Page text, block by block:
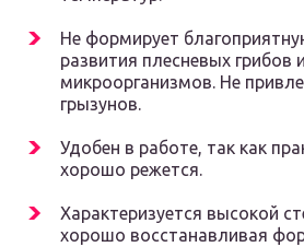
Не формирует
развития плесневых грибов
микроорганизмов. Не
грызунов.
Удобен в работе, так как
хорошо режется.
Характеризуется высокой
хорошо восстанавливая